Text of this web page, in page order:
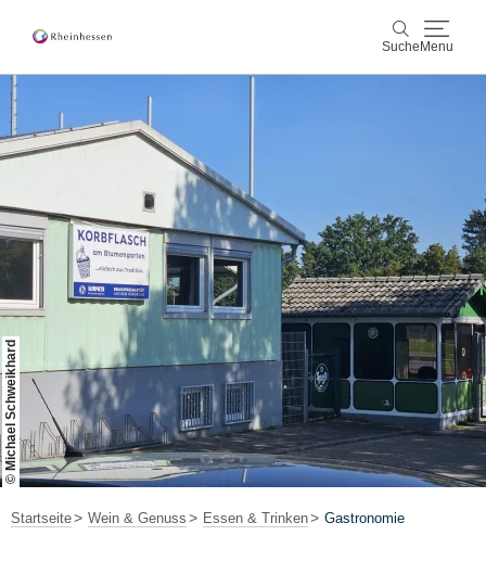
Suche Menu
Aktiv & Natur
Kultur & Städte
Veranstaltungen
Buchung & Service
Shop Rheinhessen-Blog Karte
© Michael Schweikhard
Startseite Wein & Genuss Essen & Trinken Gastronomie